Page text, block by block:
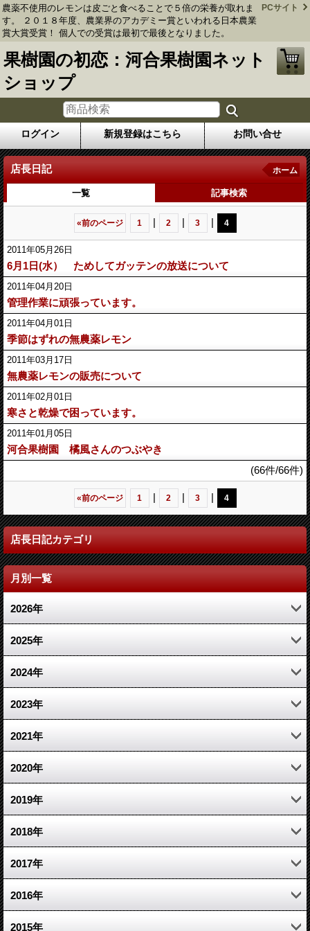
農薬不使用のレモンは皮ごと食べることで５倍の栄養が取れま
す。 ２０１８年度、農業界のアカデミー賞といわれる日本農業
賞大賞受賞！ 個人での受賞は最初で最後となりました。
PCサイト
果樹園の初恋：河合果樹園ネット
ショップ
ログイン 新規登録はこちら お問い合せ
店長日記 ホーム
一覧 記事検索
«前のページ 1 | 2 | 3 | 4
2011年05月26日
6月1日(水） ためしてガッテンの放送について
2011年04月20日
管理作業に頑張っています。
2011年04月01日
季節はずれの無農薬レモン
2011年03月17日
無農薬レモンの販売について
2011年02月01日
寒さと乾燥で困っています。
2011年01月05日
河合果樹園 橘風さんのつぶやき
(66件/66件)
«前のページ 1 | 2 | 3 | 4
店長日記カテゴリ
月別一覧
2026年
4月 (1)
2月 (1)
1月 (1)
2025年
11月 (1)
3月 (1)
1月 (1)
2024年
10月 (1)
7月 (1)
3月 (2)
1月 (1)
2023年
12月 (2)
2021年
10月 (1)
6月 (1)
2月 (2)
2020年
10月 (1)
3月 (1)
2月 (1)
2019年
12月 (1)
4月 (1)
3月 (1)
2月 (1)
2018年
5月 (1)
3月 (1)
1月 (1)
2017年
6月 (1)
3月 (1)
2016年
10月 (1)
2015年